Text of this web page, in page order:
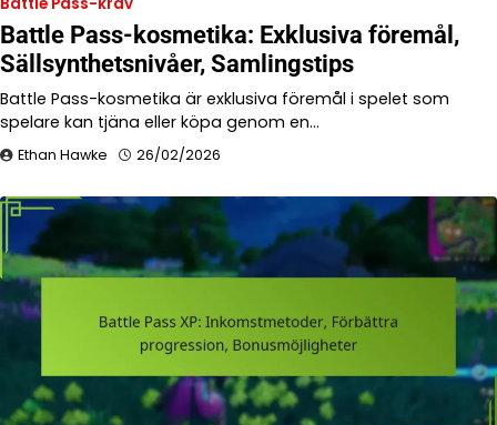
Battle Pass-kosmetika: Exklusiva föremål,
Sällsynthetsnivåer, Samlingstips
Battle Pass-kosmetika är exklusiva föremål i spelet som
spelare kan tjäna eller köpa genom en…
Ethan Hawke 26/02/2026